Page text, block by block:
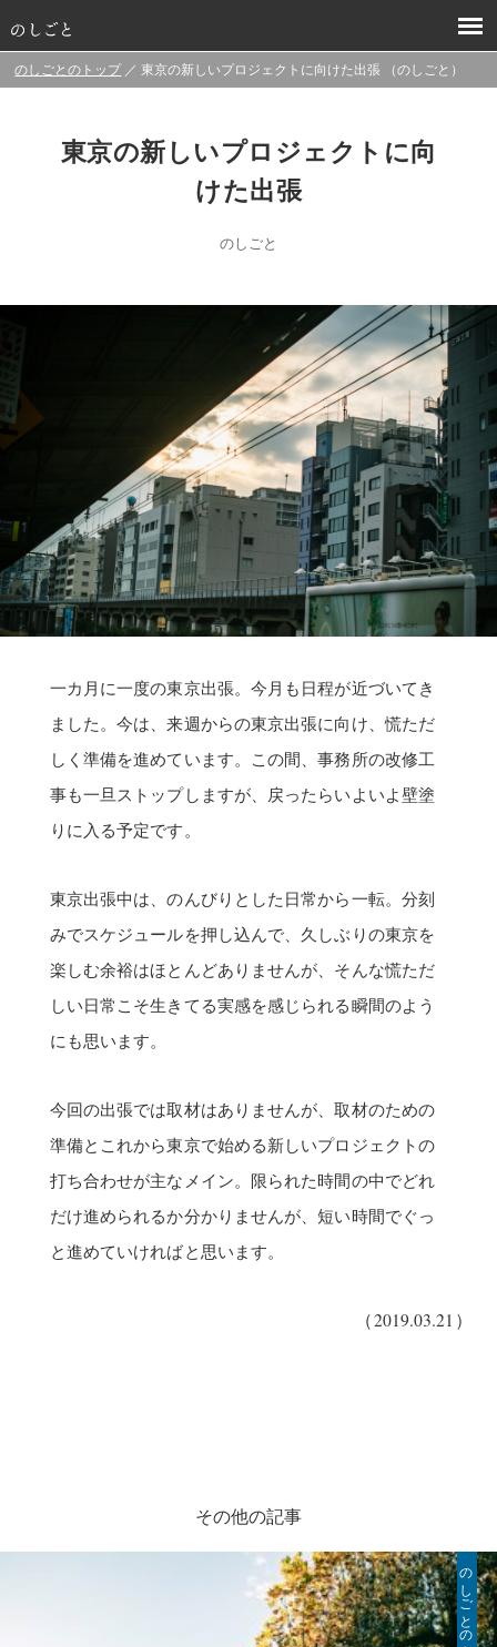
のしごとのトップ ／ 東京の新しいプロジェクトに向けた出張 （のしごと）
東京の新しいプロジェクトに向
けた出張
のしごと
一カ月に一度の東京出張。今月も日程が近づいてき
ました。今は、来週からの東京出張に向け、慌ただ
しく準備を進めています。この間、事務所の改修工
事も一旦ストップしますが、戻ったらいよいよ壁塗
りに入る予定です。
東京出張中は、のんびりとした日常から一転。分刻
みでスケジュールを押し込んで、久しぶりの東京を
楽しむ余裕はほとんどありませんが、そんな慌ただ
しい日常こそ生きてる実感を感じられる瞬間のよう
にも思います。
今回の出張では取材はありませんが、取材のための
準備とこれから東京で始める新しいプロジェクトの
打ち合わせが主なメイン。限られた時間の中でどれ
だけ進められるか分かりませんが、短い時間でぐっ
と進めていければと思います。
（2019.03.21）
その他の記事
のしごとの日々